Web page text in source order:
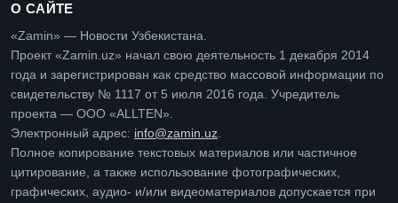
О САЙТЕ
«Zamin» — Новости Узбекистана.
Проект «Zamin.uz» начал свою деятельность 1 декабря 2014
года и зарегистрирован как средство массовой информации по
свидетельству № 1117 от 5 июля 2016 года. Учредитель
проекта — ООО «ALLTEN».
Электронный адрес: info@zamin.uz.
Полное копирование текстовых материалов или частичное
цитирование, а также использование фотографических,
графических, аудио- и/или видеоматериалов допускается при